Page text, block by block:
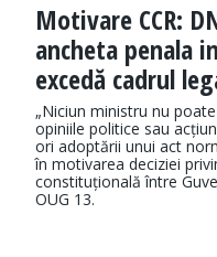
Motivare CCR:
ancheta penala
excedă cadrul
„Niciun ministru nu
opiniile politice sau
ori adoptării unui act
în motivarea deciziei
constituțională între
OUG 13.